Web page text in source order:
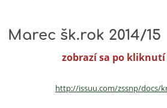
Marec šk.rok 2014/15
zobrazí sa po kliknutí
http://issuu.com/zssnp/docs/